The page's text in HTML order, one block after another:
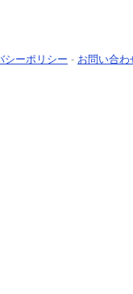
シーポリシー - お問い合わ